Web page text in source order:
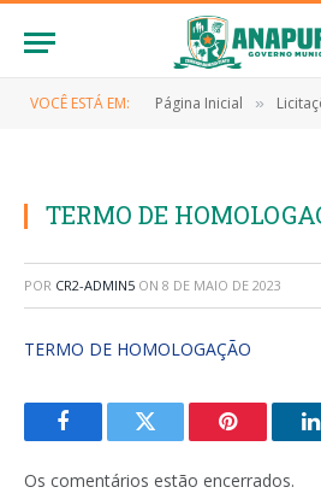
VOCÊ ESTÁ EM: Página Inicial »
TERMO DE
POR CR2-ADMIN5 ON 8 DE MAIO DE 2023
TERMO DE HOMOLOGAÇÃO
FacebookTwitter Pinterest
Os comentários estão encerrados.